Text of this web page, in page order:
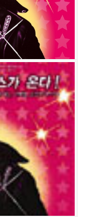
미옥최우리이필승
용유혜련송하나이지